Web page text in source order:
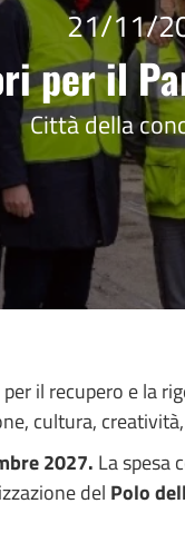
21/11/
per il
Città della
il recupero e la
cultura,
2027. La spesa
del Polo